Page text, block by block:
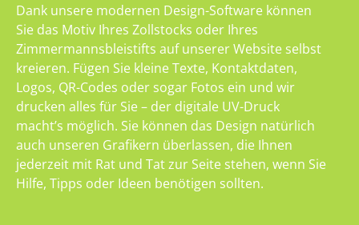
Dank unsere modernen Design-Software können
Sie das Motiv Ihres Zollstocks oder Ihres
Zimmermannsbleistifts auf unserer Website selbst
kreieren. Fügen Sie kleine Texte, Kontaktdaten,
Logos, QR-Codes oder sogar Fotos ein und wir
drucken alles für Sie – der digitale UV-Druck
macht’s möglich. Sie können das Design natürlich
auch unseren Grafikern überlassen, die Ihnen
jederzeit mit Rat und Tat zur Seite stehen, wenn Sie
Hilfe, Tipps oder Ideen benötigen sollten.